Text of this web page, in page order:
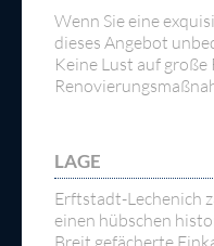
Wenn Sie eine
dieses Angebot
Keine Lust auf
LAGE
Erftstadt-Lechenich
einen hübschen